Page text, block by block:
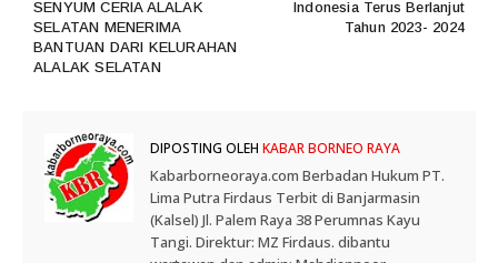
Indonesia Terus Berlanjut
Tahun 2023- 2024
SENYUM CERIA ALALAK
SELATAN MENERIMA
BANTUAN DARI KELURAHAN
ALALAK SELATAN
DIPOSTING OLEH KABAR BORNEO RAYA
Kabarborneoraya.com Berbadan Hukum PT.
Lima Putra Firdaus Terbit di Banjarmasin
(Kalsel) Jl. Palem Raya 38 Perumnas Kayu
Tangi. Direktur: MZ Firdaus. dibantu